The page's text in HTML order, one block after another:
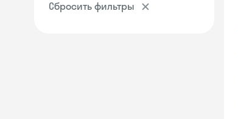
Сбросить фильтры